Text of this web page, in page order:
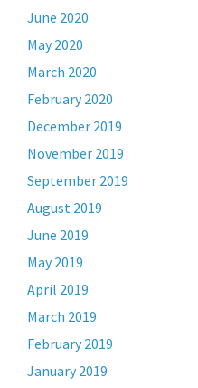
June 2020
May 2020
March 2020
February 2020
December 2019
November 2019
September 2019
August 2019
June 2019
May 2019
April 2019
March 2019
February 2019
January 2019